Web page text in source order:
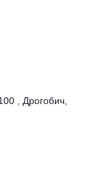
, Дрогобич,